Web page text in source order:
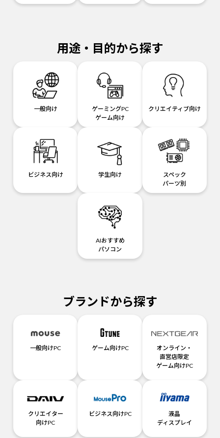
用途・目的から探す
一般向け
ゲーミングPC
ゲーム向け
クリエイティブ向け
ビジネス向け 学生向け
スペック
パーツ別
AIおすすめ
パソコン
ブランドから探す
一般向けPC ゲーム向けPC
オンライン・
直営店限定
ゲーム向けPC
クリエイター
向けPC
ビジネス向けPC
液晶
ディスプレイ